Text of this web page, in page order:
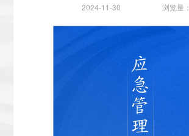
2024-11-30 浏览量：